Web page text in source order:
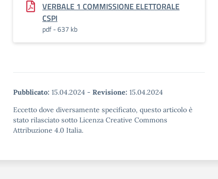
VERBALE 1 COMMISSIONE ELETTORALE
CSPI
pdf - 637 kb
Pubblicato: 15.04.2024 - Revisione: 15.04.2024
Eccetto dove diversamente specificato, questo articolo è
stato rilasciato sotto Licenza Creative Commons
Attribuzione 4.0 Italia.